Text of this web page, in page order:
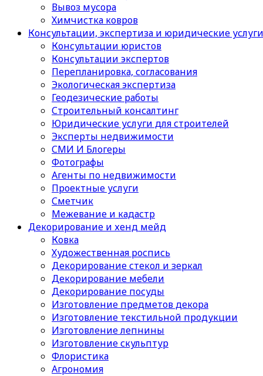
Вывоз мусора
Химчистка ковров
Консультации, экспертиза и юридические услуги
Консультации юристов
Консультации экспертов
Перепланировка, согласования
Экологическая экспертиза
Геодезические работы
Строительный консалтинг
Юридические услуги для строителей
Эксперты недвижимости
СМИ И Блогеры
Фотографы
Агенты по недвижимости
Проектные услуги
Сметчик
Межевание и кадастр
Декорирование и хенд мейд
Ковка
Художественная роспись
Декорирование стекол и зеркал
Декорирование мебели
Декорирование посуды
Изготовление предметов декора
Изготовление текстильной продукции
Изготовление лепнины
Изготовление скульптур
Флористика
Агрономия